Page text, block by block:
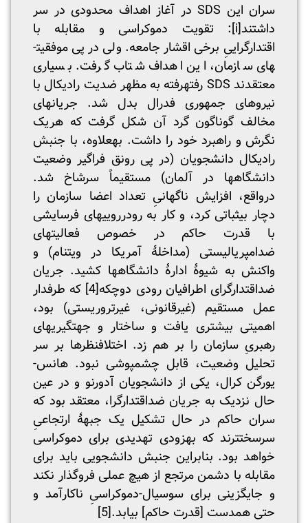
سران این SDS در آغاز اهداف محدودی در سر
داشتند[i] : تقویت دموکراسی و مقابله با
اقتدارگراییِ برخی اقشار جامعه. ولی در پی موفقیت­
های سازمان، این اهداف شتاب گرفت. بسیاری
معتقدند SDS ­رفته­رفته به مظهر ضدیت رادیکال با
نیروهای جمهوری فدرال بدل شد. جریان­های
مخالف گوناگون گرد آن شکل گرفت که هریک
نگرش و راهبرد خود را داشت. به­علاوه، با جنبش
رادیکال دانشجویان (در پی رونق فراگیر وضعیت
دانشگاه­ها در آلمان) مستقیماً سرشاخ شد.
درواقع، افزایش ناگهانیِ تعداد اعضا سازمان را
دچار بی­ثباتی کرد، و کار به رودررویی­های فرسایشی
با قدرت حاکم در خصوص فعالیت­های
ضدامپریالیستی (مداخلۀ آمریکا در ویتنام) و
واکنش به شیوۀ ادارۀ دانشگاه­ها کشید. جریان
ضداقتدارگرای اطرافیان رودی دوچکه[4]
که طرفدار
عمل مستقیم (غیرقانونی، غیرتروریستی) بود،
اهمیتی بیشتری یافت و ساختار و جهت­گیری­های
رهبریِ سازمان را بر هم زد. اختلاف­نظرها بر سر
تحلیل وضعیت، قابل چشم­پوشی نبود. هانس-
یورگن کرال، یکی از دانشجویان آدورنو و در عین
حال نزدیک به جریان ضداقتدارگرا، معتقد بود که
سران حاکم در حال تشکیل یک جبهۀ ارتجاعیِ
سرسخت­ترند که به­زودی تهدیدی برای دموکراسی
خواهد بود. بنابراین جنبش دانشجویی باید برای
مقابله با دشمن مرتجع از هیچ عملی فروگذار نکند
و جایگزینی برای سوسیال-دموکراسیِ ناکارآمد و
حتی همدست [قدرت حاکم] بیابد.[5]